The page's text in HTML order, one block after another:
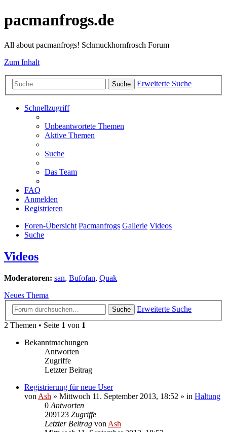
pacmanfrogs.de
All about pacmanfrogs! Schmuckhornfrosch Forum
Zum Inhalt
Suche Erweiterte Suche
Schnellzugriff
Unbeantwortete Themen
Aktive Themen
Suche
Das Team
FAQ
Anmelden
Registrieren
Foren-Übersicht Pacmanfrogs Gallerie Videos
Suche
Videos
Moderatoren: san, Bufofan, Quak
Neues Thema
Suche
Erweiterte Suche
2 Themen • Seite 1 von 1
Bekanntmachungen
Antworten
Zugriffe
Letzter Beitrag
Registrierung für neue User
von Ash » Mittwoch 11. September 2013, 18:52 » in Haltung
0 Antworten
209123 Zugriffe
Letzter Beitrag von Ash